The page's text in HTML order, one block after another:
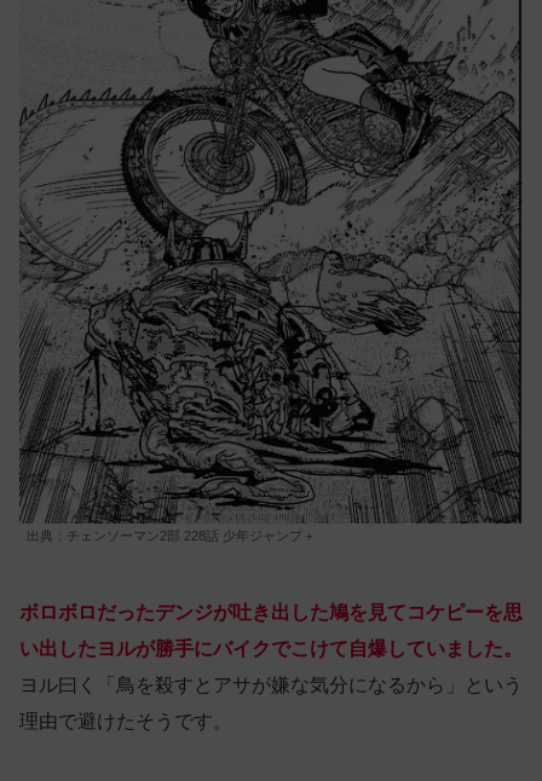
出典：チェンソーマン2部 228話 少年ジャンプ＋
ボロボロだったデンジが吐き出した鳩を見てコケピーを思
い出したヨルが勝手にバイクでこけて自爆していました。
ヨル曰く「鳥を殺すとアサが嫌な気分になるから」という
理由で避けたそうです。